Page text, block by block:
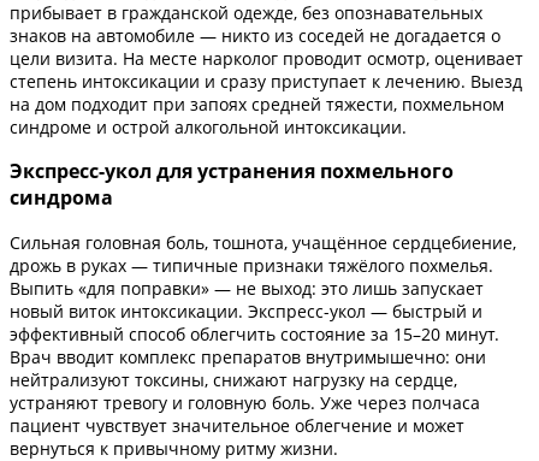
прибывает в гражданской одежде, без опознавательных
знаков на автомобиле — никто из соседей не догадается о
цели визита. На месте нарколог проводит осмотр, оценивает
степень интоксикации и сразу приступает к лечению. Выезд
на дом подходит при запоях средней тяжести, похмельном
синдроме и острой алкогольной интоксикации.
Экспресс-укол для устранения похмельного
синдрома
Сильная головная боль, тошнота, учащённое сердцебиение,
дрожь в руках — типичные признаки тяжёлого похмелья.
Выпить «для поправки» — не выход: это лишь запускает
новый виток интоксикации. Экспресс-укол — быстрый и
эффективный способ облегчить состояние за 15–20 минут.
Врач вводит комплекс препаратов внутримышечно: они
нейтрализуют токсины, снижают нагрузку на сердце,
устраняют тревогу и головную боль. Уже через полчаса
пациент чувствует значительное облегчение и может
вернуться к привычному ритму жизни.